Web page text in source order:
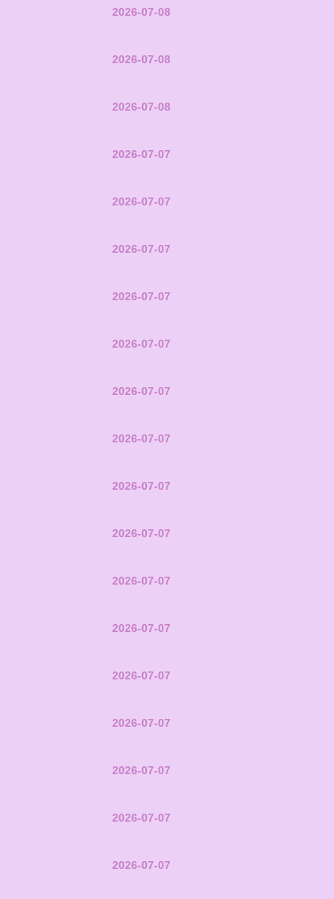
2026-07-08
2026-07-08
2026-07-08
2026-07-07
2026-07-07
2026-07-07
2026-07-07
2026-07-07
2026-07-07
2026-07-07
2026-07-07
2026-07-07
2026-07-07
2026-07-07
2026-07-07
2026-07-07
2026-07-07
2026-07-07
2026-07-07